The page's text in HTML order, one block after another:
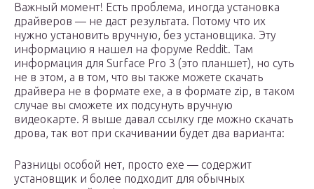
Важный момент! Есть проблема, иногда установка
драйверов — не даст результата. Потому что их
нужно установить вручную, без установщика. Эту
информацию я нашел на форуме Reddit. Там
информация для Surface Pro 3 (это планшет), но суть
не в этом, а в том, что вы также можете скачать
драйвера не в формате exe, а в формате zip, в таком
случае вы сможете их подсунуть вручную
видеокарте. Я выше давал ссылку где можно скачать
дрова, так вот при скачивании будет два варианта:
Разницы особой нет, просто exe — содержит
установщик и более подходит для обычных